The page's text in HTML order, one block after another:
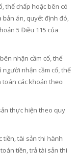
thế chấp hoặc bên có
bản án, quyết định đó,
5 Điều 115 của
nhận cầm cố, thế
nhận cầm cố, thế
các khoản theo
thực hiện theo quy
tiền, tài sản thi hành
tiền, trả tài sản thi